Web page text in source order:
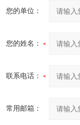
您的单位：
您的姓名：
联系电话：
常用邮箱：